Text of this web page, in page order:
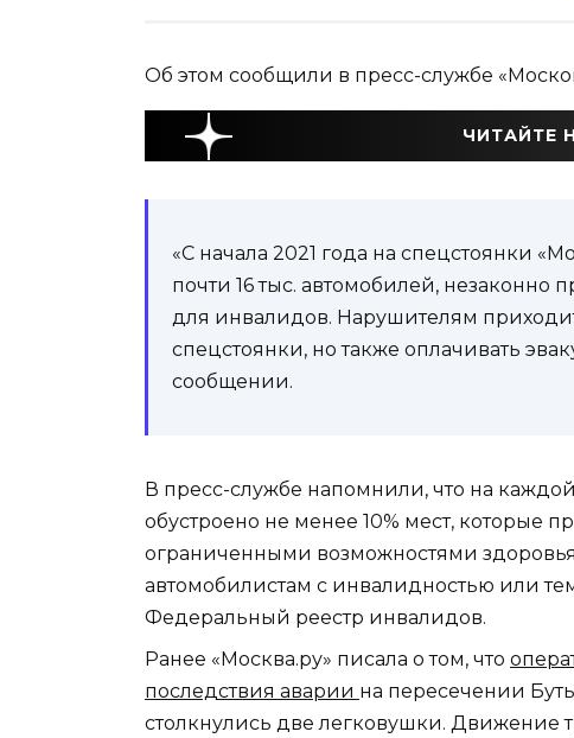
Об этом сообщили в пресс-службе
ЧИТАЙТЕ
«С начала 2021 года на спецстоянки
почти 16 тыс. автомобилей, незаконно
для инвалидов. Нарушителям
спецстоянки, но также оплачивать
сообщении.
В пресс-службе напомнили, что на
обустроено не менее 10% мест, которые
ограниченными возможностями
автомобилистам с инвалидностью или
Федеральный реестр инвалидов.
Ранее «Москва.ру» писала о том, что
последствия аварии на пересечении
столкнулись две легковушки. Движение